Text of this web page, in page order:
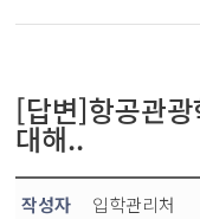
[답변]항공관
대해..
작성자 입학관리처